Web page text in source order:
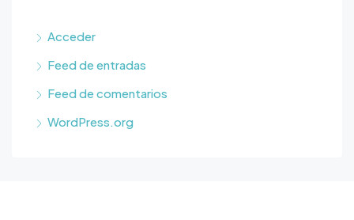
Acceder
Feed de entradas
Feed de comentarios
WordPress.org